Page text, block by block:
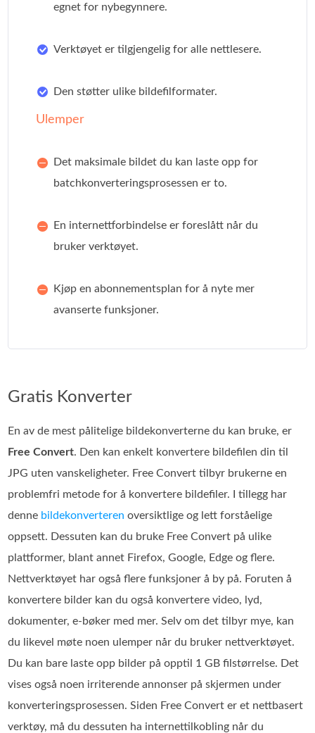
egnet for nybegynnere.
Verktøyet er tilgjengelig for alle nettlesere.
Den støtter ulike bildefilformater.
Ulemper
Det maksimale bildet du kan laste opp for
batchkonverteringsprosessen er to.
En internettforbindelse er foreslått når du
bruker verktøyet.
Kjøp en abonnementsplan for å nyte mer
avanserte funksjoner.
Gratis Konverter
En av de mest pålitelige bildekonverterne du kan bruke, er
Free Convert. Den kan enkelt konvertere bildefilen din til
JPG uten vanskeligheter. Free Convert tilbyr brukerne en
problemfri metode for å konvertere bildefiler. I tillegg har
denne bildekonverteren oversiktlige og lett forståelige
oppsett. Dessuten kan du bruke Free Convert på ulike
plattformer, blant annet Firefox, Google, Edge og flere.
Nettverktøyet har også flere funksjoner å by på. Foruten å
konvertere bilder kan du også konvertere video, lyd,
dokumenter, e‑bøker med mer. Selv om det tilbyr mye, kan
du likevel møte noen ulemper når du bruker nettverktøyet.
Du kan bare laste opp bilder på opptil 1 GB filstørrelse. Det
vises også noen irriterende annonser på skjermen under
konverteringsprosessen. Siden Free Convert er et nettbasert
verktøy, må du dessuten ha internettilkobling når du